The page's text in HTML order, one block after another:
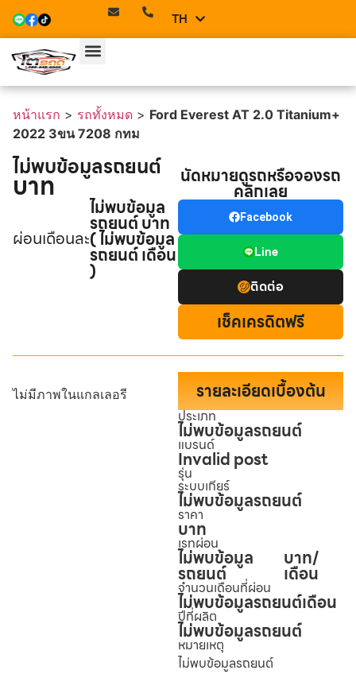
TH
EN
หน้าแรก > รถทั้งหมด > Ford Everest AT 2.0 Titanium+
2022 3ขน 7208 กทม
ไม่พบข้อมูลรถยนต์
บาท
ผ่อนเดือนละ
ไม่พบข้อมูล
รถยนต์ บาท
( ไม่พบข้อมูล
รถยนต์ เดือน
)
นัดหมายดูรถหรือจองรถ
คลิกเลย
Facebook
Line
ติดต่อ
เช็คเครดิตฟรี
ไม่มีภาพในแกลเลอรี รายละเอียดเบื้องต้น
ประเภท
ไม่พบข้อมูลรถยนต์
แบรนด์
Invalid post
รุ่น
ระบบเกียร์
ไม่พบข้อมูลรถยนต์
ราคา
บาท
เรทผ่อน
ไม่พบข้อมูล
รถยนต์
บาท/
เดือน
จำนวนเดือนที่ผ่อน
ไม่พบข้อมูลรถยนต์เดือน
ปีที่ผลิต
ไม่พบข้อมูลรถยนต์
หมายเหตุ
ไม่พบข้อมูลรถยนต์